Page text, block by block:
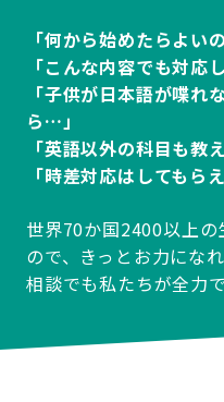
「何から始めたらよい
「こんな内容でも対応
「子供が日本語が喋れ
ら…」
「英語以外の科目も教
「時差対応はしてもら
世界70か国2400以上
ので、きっとお力にな
相談でも私たちが全力